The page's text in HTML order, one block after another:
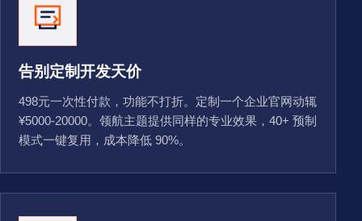
告别定制开发天价
498元一次性付款，功能不打折。定制一个企业官网动辄
¥5000-20000。领航主题提供同样的专业效果，40+ 预制
模式一键复用，成本降低 90%。